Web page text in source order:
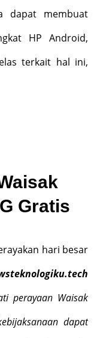
dapat membuat
HP Android,
terkait hal ini,
Gratis
hari besar
perayaan Waisak
dapat